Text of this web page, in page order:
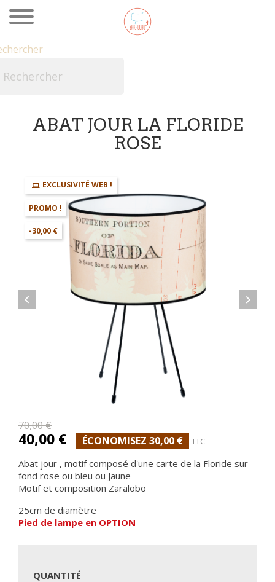
ABAT JOUR LA FLORIDE
ROSE
EXCLUSIVITÉ WEB !
PROMO !
-30,00 €
 
70,00 €
40,00 € ÉCONOMISEZ 30,00 € TTC
Abat jour , motif composé d'une carte de la Floride sur
fond rose ou bleu ou Jaune
Motif et composition Zaralobo
25cm de diamètre
Pied de lampe en OPTION
QUANTITÉ